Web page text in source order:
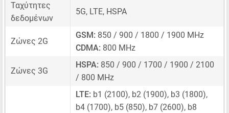
Ταχύτητες
δεδομένων
5G, LTE, HSPA
Ζώνες 2G
GSM: 850 / 900 / 1800 / 1900 MHz
CDMA: 800 MHz
Ζώνες 3G
HSPA: 850 / 900 / 1700 / 1900 / 2100
/ 800 MHz
LTE: b1 (2100), b2 (1900), b3 (1800),
b4 (1700), b5 (850), b7 (2600), b8